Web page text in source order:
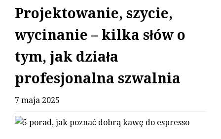
Projektowanie, szycie,
wycinanie – kilka słów o
tym, jak działa
profesjonalna szwalnia
7 maja 2025